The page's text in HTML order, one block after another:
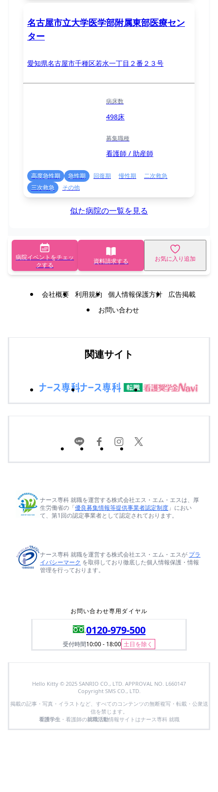
名古屋市立大学医学部附属東部医療セン
ター
愛知県名古屋市千種区若水一丁目２番２３号
病床数
498床
募集職種
看護師 / 助産師
高度急性期 急性期 回復期 慢性期
二次救急
三次救急
その他
似た病院の一覧を見る
病院イベントをチェッ
クする
資料請求する お気に入り追加
会社概要 利用規約 個人情報保護方針
広告掲載
お問い合わせ
関連サイト
ナース専科 就職を運営する株式会社エス・エム・エスは、厚
生労働省の「優良募集情報等提供事業者認定制度 」におい
て、第1回の認定事業者として認定されております。
ナース専科 就職を運営する株式会社エス・エム・エスが プラ
イバシーマーク を取得しており徹底した個人情報保護・情報
管理を行っております。
お問い合わせ専用ダイヤル
0120-979-500
受付時間10:00 - 18:00 土日を除く
Hello Kitty © 2025 SANRIO CO., LTD. APPROVAL NO. L660147
Copyright SMS CO., LTD.
掲載の記事・写真・イラストなど、すべてのコンテンツの無断複写・転載・公衆送
信を禁じます。
看護学生・看護師の就職活動情報サイトはナース専科 就職